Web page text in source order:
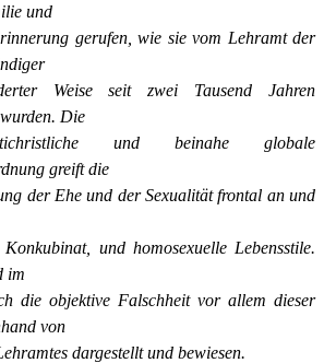
und
gerufen, wie sie vom Lehramt der
Weise seit zwei Tausend Jahren
Die
und beinahe globale
greift die
der Ehe und der Sexualität frontal an und
Konkubinat, und homosexuelle Lebensstile.
im
die objektive Falschheit vor allem dieser
von
dargestellt und bewiesen.